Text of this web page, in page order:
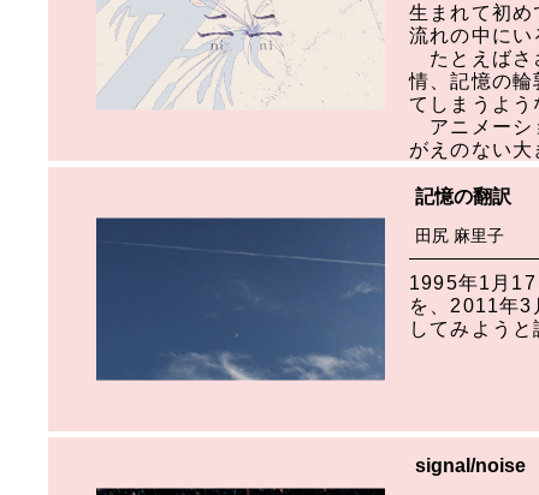
生まれて初
流れの中に
たとえばさ
情、記憶の
てしまうよ
アニメーシ
がえのない
記憶の翻訳
田尻 麻里子
1995年1月
を、2011年3
してみよう
signal/noise